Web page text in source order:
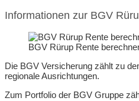
Informationen zur BGV
BGV Rürup Rente
Die BGV Versicherung zählt zu
regionale Ausrichtungen.
Zum Portfolio der BGV Gruppe